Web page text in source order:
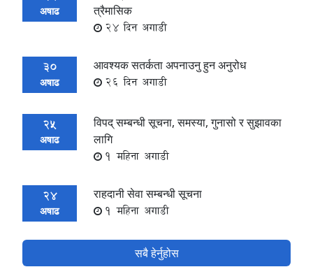
अषाढ
त्रैमासिक
24 दिन अगाडी
30
अषाढ
आवश्यक सतर्कता अपनाउनु हुन अनुरोध
26 दिन अगाडी
25
अषाढ
विपद् सम्बन्धी सूचना, समस्या, गुनासो र सुझावका
लागि
1 महिना अगाडी
24
अषाढ
राहदानी सेवा सम्बन्धी सूचना
1 महिना अगाडी
सबै हेर्नुहोस